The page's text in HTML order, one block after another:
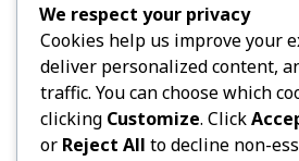
We respect your privacy
Cookies help us improve your
deliver personalized content,
traffic. You can choose which
clicking Customize. Click
or Reject All to decline non-